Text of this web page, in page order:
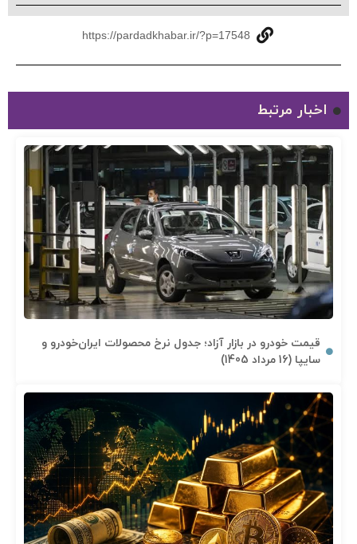
https://pardadkhabar.ir/?p=17548
اخبار مرتبط
قیمت خودرو در بازار آزاد؛ جدول نرخ محصولات ایران‌خودرو و
سایپا (16 مرداد 1405)